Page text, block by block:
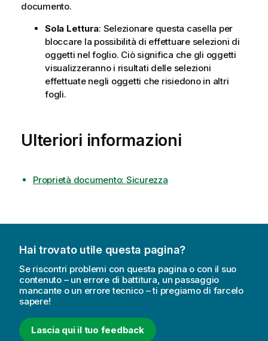
documento.
Sola Lettura: Selezionare questa casella per
bloccare la possibilità di effettuare selezioni di
oggetti nel foglio. Ciò significa che gli oggetti
visualizzeranno i risultati delle selezioni
effettuate negli oggetti che risiedono in altri
fogli.
Ulteriori informazioni
Proprietà documento: Sicurezza
Hai trovato utile questa pagina?
Se riscontri problemi con questa pagina o con il suo
contenuto – un errore di battitura, un passaggio
mancante o un errore tecnico – ti pregiamo di farcelo
sapere!
Lascia qui il tuo feedback